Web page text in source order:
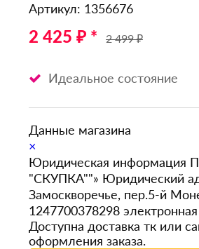
Артикул: 1356676
2 425 ₽ * 2 499 ₽
Идеальное состояние
Данные магазина
×
Юридическая информация
"СКУПКА""» Юридический
Замоскворечье, пер.5-й
1247700378298
Доступна доставка тк или
оформления заказа.